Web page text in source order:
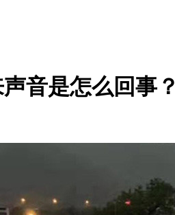
音是怎么回事？